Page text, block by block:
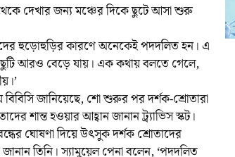
দেখার জন্য মঞ্চের দিকে ছুটে আসা শুরু
হুড়োহুড়ির কারণে অনেকেই পদদলিত হন। এ
আরও বেড়ে যায়। এক কথায় বলতে গেলে,
বিবিসি জানিয়েছে, শো শুরুর পর দর্শক-শ্রোতারা
শান্ত হওয়ার আহ্বান জানান ট্র্যাভিস স্কট।
ঘোষণা দিয়ে উৎসুক দর্শক শ্রোতাদের
জানান তিনি। স্যামুয়েল পেনা বলেন, ‘পদদলিত